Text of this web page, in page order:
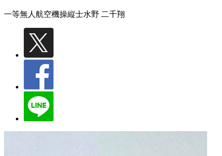
一等無人航空機操縦士水野 二千翔